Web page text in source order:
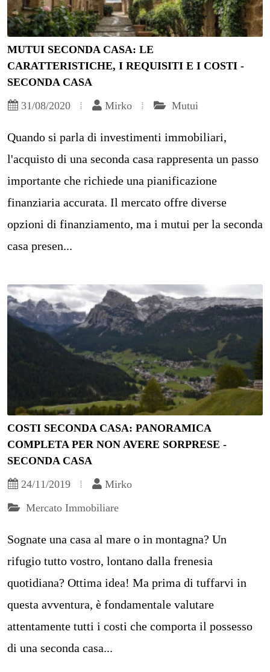
MUTUI SECONDA CASA: LE
CARATTERISTICHE, I REQUISITI E I COSTI -
SECONDA CASA
31/08/2020
Mirko Mutui
Quando si parla di investimenti immobiliari,
l'acquisto di una seconda casa rappresenta un passo
importante che richiede una pianificazione
finanziaria accurata. Il mercato offre diverse
opzioni di finanziamento, ma i mutui per la seconda
casa presen...
COSTI SECONDA CASA: PANORAMICA
COMPLETA PER NON AVERE SORPRESE -
SECONDA CASA
24/11/2019
Mirko
Mercato Immobiliare
Sognate una casa al mare o in montagna? Un
rifugio tutto vostro, lontano dalla frenesia
quotidiana? Ottima idea! Ma prima di tuffarvi in
questa avventura, è fondamentale valutare
attentamente tutti i costi che comporta il possesso
di una seconda casa...